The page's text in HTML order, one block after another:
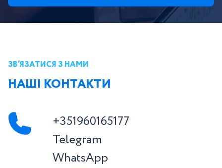
ЗВ’ЯЗАТИСЯ З НАМИ
НАШІ КОНТАКТИ
+351960165177
Telegram
WhatsApp